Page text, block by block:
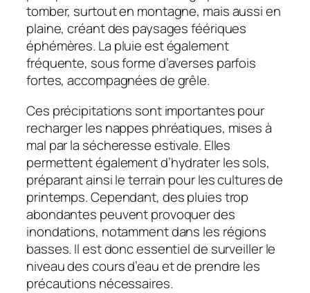
tomber, surtout en montagne, mais aussi en
plaine, créant des paysages féériques
éphémères. La pluie est également
fréquente, sous forme d’averses parfois
fortes, accompagnées de grêle.
Ces précipitations sont importantes pour
recharger les nappes phréatiques, mises à
mal par la sécheresse estivale. Elles
permettent également d’hydrater les sols,
préparant ainsi le terrain pour les cultures de
printemps. Cependant, des pluies trop
abondantes peuvent provoquer des
inondations, notamment dans les régions
basses. Il est donc essentiel de surveiller le
niveau des cours d’eau et de prendre les
précautions nécessaires.